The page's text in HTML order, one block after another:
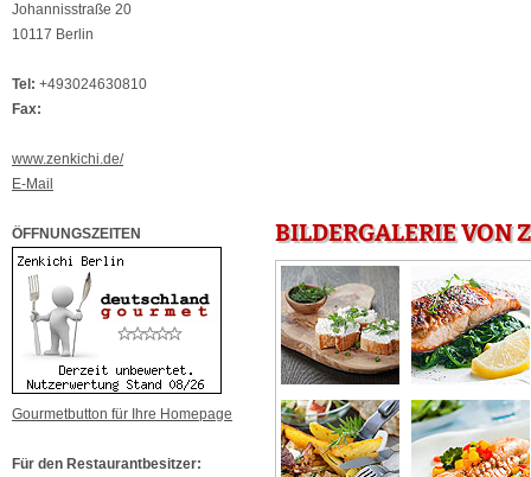
Johannisstraße 20
10117 Berlin
Tel: +493024630810
Fax:
www.zenkichi.de/
E-Mail
ÖFFNUNGSZEITEN
Gourmetbutton für Ihre Homepage
Für den Restaurantbesitzer:
BILDERGALERIE VON